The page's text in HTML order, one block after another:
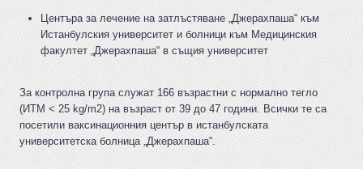
Центъра за лечение на затлъстяване „Джерахпаша“ към
Истанбулския университет и болници към Медицинския
факултет „Джерахпаша“ в същия университет
За контролна група служат 166 възрастни с нормално тегло
(ИТМ < 25 kg/m2) на възраст от 39 до 47 години. Всички те са
посетили ваксинационния център в истанбулската
университетска болница „Джерахпаша“.